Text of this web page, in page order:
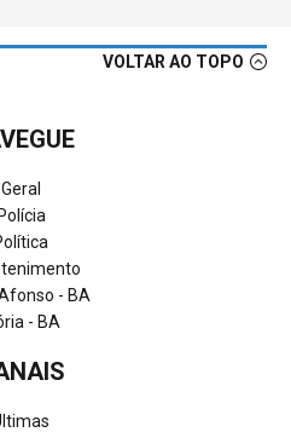
VOLTAR AO TOPO
Geral
- BA
- BA